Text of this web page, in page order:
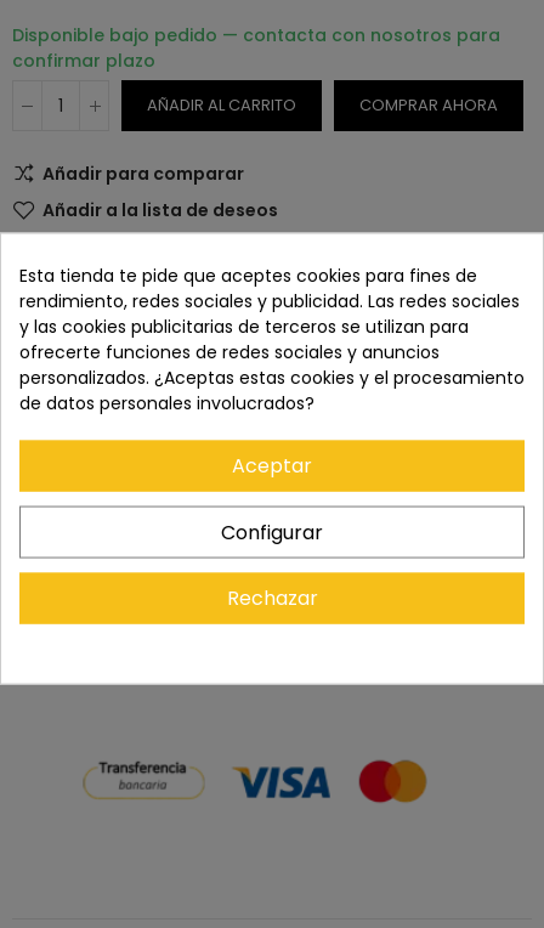
Disponible bajo pedido — contacta con nosotros para
confirmar plazo
AÑADIR AL CARRITO COMPRAR AHORA
Añadir para comparar
Añadir a la lista de deseos
SKU: 40553
Paga con tranquilidad en nuestro TPV virtual 100%
Los pedidos se entregan en un plazo de 5 a 7 días
Recuerda que tienes 15 días, desde la recepción
del pedido, para solicitar la devolución.
Esta tienda te pide que aceptes cookies para fines de
rendimiento, redes sociales y publicidad. Las redes sociales
y las cookies publicitarias de terceros se utilizan para
ofrecerte funciones de redes sociales y anuncios
personalizados. ¿Aceptas estas cookies y el procesamiento
de datos personales involucrados?
Aceptar
Configurar
Rechazar